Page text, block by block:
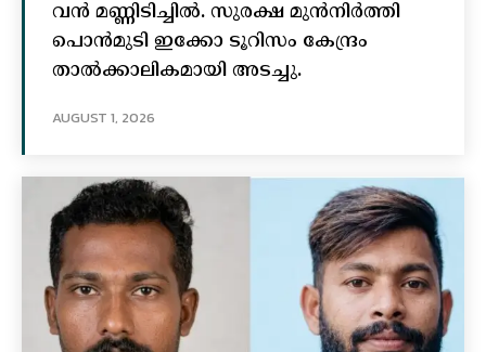
വൻ മണ്ണിടിച്ചില്‍. സുരക്ഷ മുൻനിർത്തി
പൊൻമുടി ഇക്കോ ടൂറിസം കേന്ദ്രം
താല്‍ക്കാലികമായി അടച്ചു.
AUGUST 1, 2026